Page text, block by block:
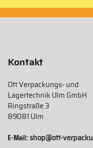
Kontakt
Ott Verpackungs- und
Lagertechnik Ulm GmbH
Ringstraße 3
89081 Ulm
E-Mail:shop@ott-